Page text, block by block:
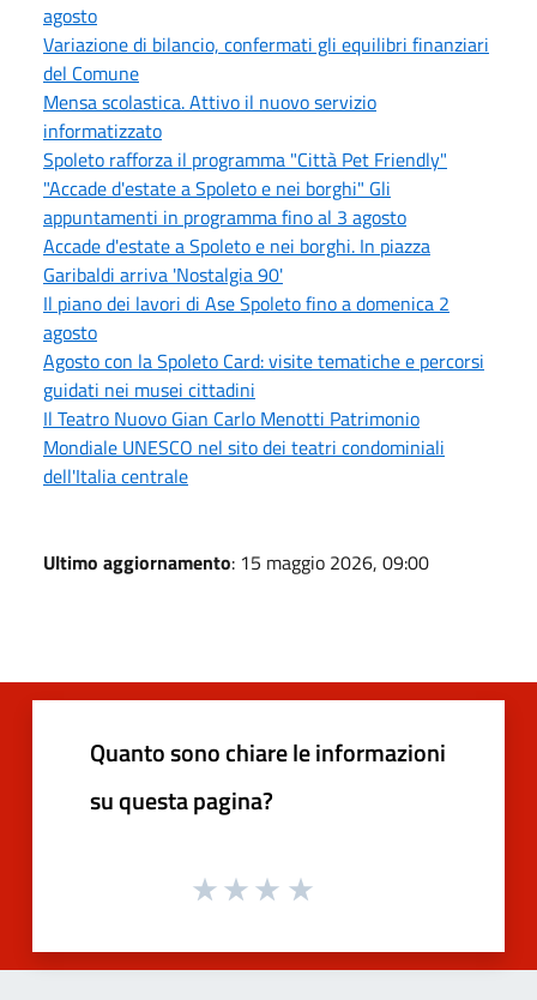
agosto
Variazione di bilancio, confermati gli equilibri finanziari
del Comune
Mensa scolastica. Attivo il nuovo servizio
informatizzato
Spoleto rafforza il programma "Città Pet Friendly"
"Accade d'estate a Spoleto e nei borghi" Gli
appuntamenti in programma fino al 3 agosto
Accade d'estate a Spoleto e nei borghi. In piazza
Garibaldi arriva 'Nostalgia 90'
Il piano dei lavori di Ase Spoleto fino a domenica 2
agosto
Agosto con la Spoleto Card: visite tematiche e percorsi
guidati nei musei cittadini
Il Teatro Nuovo Gian Carlo Menotti Patrimonio
Mondiale UNESCO nel sito dei teatri condominiali
dell'Italia centrale
Ultimo aggiornamento: 15 maggio 2026, 09:00
Quanto sono chiare le informazioni
su questa pagina?